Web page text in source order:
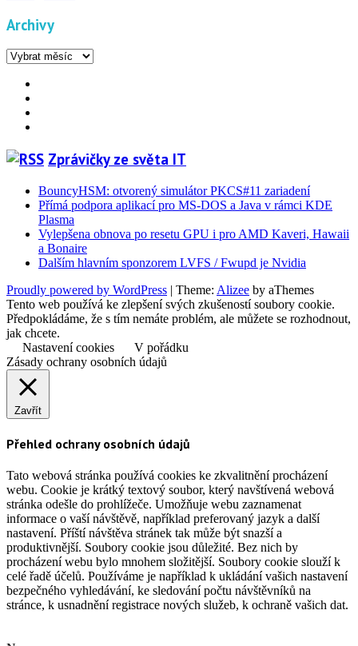
Archivy
Archivy
Zprávičky ze světa IT
BouncyHSM: otvorený simulátor PKCS#11 zariadení
Přímá podpora aplikací pro MS-DOS a Java v rámci KDE
Plasma
Vylepšena obnova po resetu GPU i pro AMD Kaveri, Hawaii
a Bonaire
Dalším hlavním sponzorem LVFS / Fwupd je Nvidia
Proudly powered by WordPress | Theme: Alizee by aThemes
Tento web používá ke zlepšení svých zkušeností soubory cookie.
Předpokládáme, že s tím nemáte problém, ale můžete se rozhodnout,
jak chcete.
Nastavení cookies
V pořádku
Zásady ochrany osobních údajů
Zavřít
Přehled ochrany osobních údajů
Tato webová stránka používá cookies ke zkvalitnění procházení
webu. Cookie je krátký textový soubor, který navštívená webová
stránka odešle do prohlížeče. Umožňuje webu zaznamenat
informace o vaší návštěvě, například preferovaný jazyk a další
nastavení. Příští návštěva stránek tak může být snazší a
produktivnější. Soubory cookie jsou důležité. Bez nich by
procházení webu bylo mnohem složitější. Soubory cookie slouží k
celé řadě účelů. Používáme je například k ukládání vašich nastavení
bezpečného vyhledávání, ke sledování počtu návštěvníků na
stránce, k usnadnění registrace nových služeb, k ochraně vašich dat.